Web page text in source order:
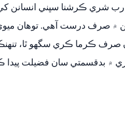
۾ صرف درست آهي. توهان ميوي
صرف ڪرما ڪري سگهو ٿا،
۾ بدقسمتي سان فضيلت پيدا